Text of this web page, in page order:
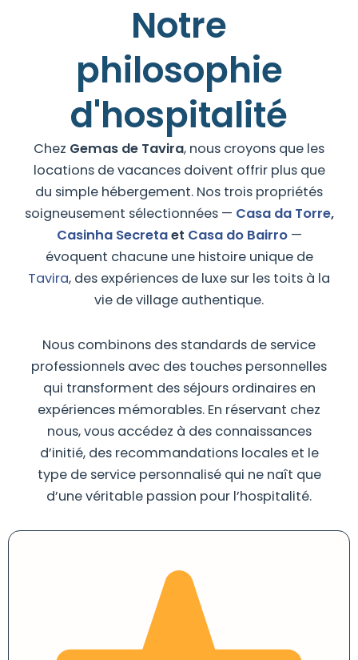
Notre
philosophie
d'hospitalité
Chez Gemas de Tavira, nous croyons que les
locations de vacances doivent offrir plus que
du simple hébergement. Nos trois propriétés
soigneusement sélectionnées — Casa da Torre,
Casinha Secretaet Casa do Bairro—
évoquent chacune une histoire unique de
Tavira, des expériences de luxe sur les toits à la
vie de village authentique.
Nous combinons des standards de service
professionnels avec des touches personnelles
qui transforment des séjours ordinaires en
expériences mémorables. En réservant chez
nous, vous accédez à des connaissances
d’initié, des recommandations locales et le
type de service personnalisé qui ne naît que
d’une véritable passion pour l’hospitalité.